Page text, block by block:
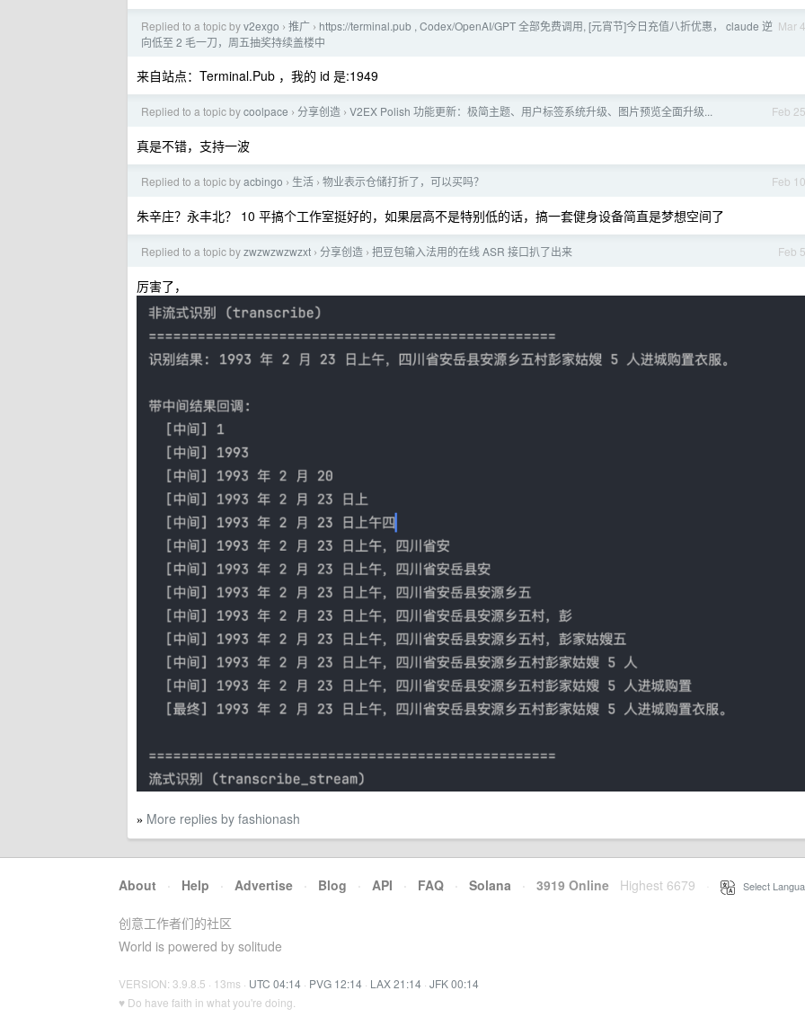
Mar 4
Replied to a topic byv2exgo › 推广 › https://terminal.pub , Codex/OpenAI/GPT 全部免费调用, [元宵节]今日充值八折优惠， claude 逆
向低至 2 毛一刀，周五抽奖持续盖楼中
来自站点：Terminal.Pub ，我的 id 是:1949
Feb 25
Replied to a topic bycoolpace › 分享创造 › V2EX Polish 功能更新：极简主题、用户标签系统升级、图片预览全面升级...
真是不错，支持一波
Feb 10
Replied to a topic byacbingo › 生活 › 物业表示仓储打折了，可以买吗？
朱辛庄？永丰北？ 10 平搞个工作室挺好的，如果层高不是特别低的话，搞一套健身设备简直是梦想空间了
Feb 5
Replied to a topic byzwzwzwzwzxt › 分享创造 › 把豆包输入法用的在线 ASR 接口扒了出来
厉害了，
» More replies by fashionash
About · Help · Advertise · Blog · API · FAQ · Solana · 3919 Online Highest 6679 Select
创意工作者们的社区
World is powered by solitude
VERSION: 3.9.8.5 · 13ms · UTC 04:14 · PVG 12:14 · LAX 21:14 · JFK 00:14
♥ Do have faith in what you're doing.